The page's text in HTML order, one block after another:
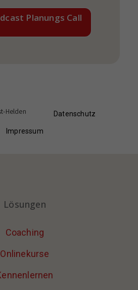
Planungs Call
Helden Datenschutz
Impressum
Lösungen
Coaching
Onlinekurse